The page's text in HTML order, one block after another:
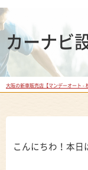
カーナビ
大阪の新車販売店【マンデーオート -
こんにちわ！本日